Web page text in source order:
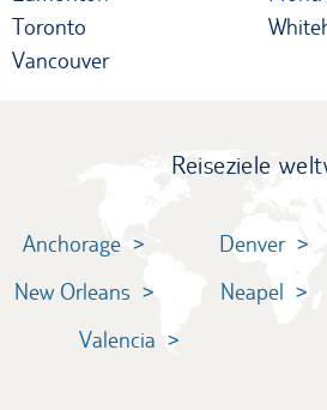
Toronto
Vancouver
Reiseziele
Anchorage Denver
New Orleans
Neapel
Valencia